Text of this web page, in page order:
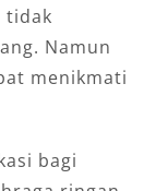
tidak
Namun
menikmati
bagi